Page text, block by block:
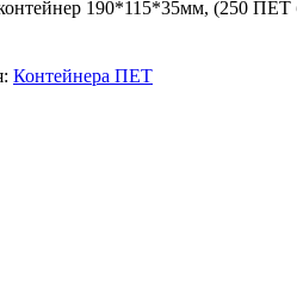
190*115*35мм, (250 ПЕТ
Контейнера ПЕТ